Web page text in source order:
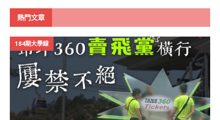
熱門文章
184期大學線